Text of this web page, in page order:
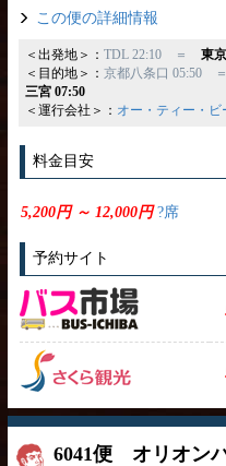
この便の詳細情報
＜出発地＞： TDL 22:10 ＝ 東
＜目的地＞： 京都八条口 05:50
三宮 07:50
＜運行会社＞： オー・ティー・ビ
料金目安
5,200円 ～ 12,000円?席
予約サイト
6041便 オリオン